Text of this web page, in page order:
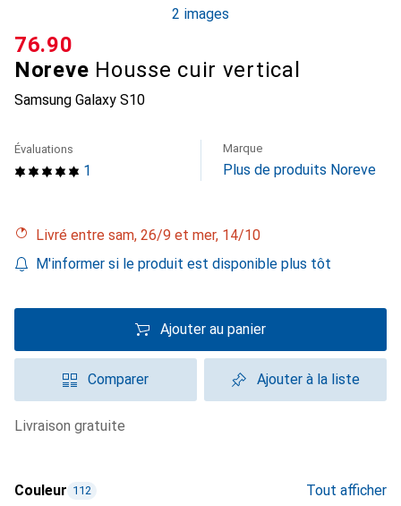
2 images
Noreve Housse cuir vertical
Samsung Galaxy S10
CHF
76.90
1
Évaluations Marque
Plus de produits Noreve
Livré entre sam, 26/9 et mer, 14/10
M'informer si le produit est disponible plus tôt
Ajouter au panier
Comparer Ajouter à la liste
livraison gratuite
Couleur 112 Tout afficher